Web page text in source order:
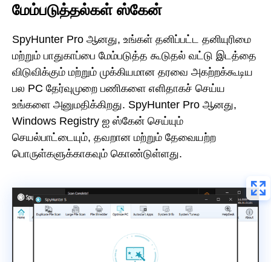
மேம்படுத்தல்கள் ஸ்கேன்
SpyHunter Pro ஆனது, உங்கள் தனிப்பட்ட தனியுரிமை
மற்றும் பாதுகாப்பை மேம்படுத்த கூடுதல் வட்டு இடத்தை
விடுவிக்கும் மற்றும் முக்கியமான தரவை அகற்றக்கூடிய
பல PC தேர்வுமுறை பணிகளை எளிதாகச் செய்ய
உங்களை அனுமதிக்கிறது. SpyHunter Pro ஆனது,
Windows Registry ஐ ஸ்கேன் செய்யும்
செயல்பாட்டையும், தவறான மற்றும் தேவையற்ற
பொருள்களுக்காகவும் கொண்டுள்ளது.